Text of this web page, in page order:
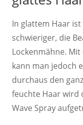
In glattem Haar
schwieriger, die
Lockenmähne. Mit
kann man jedoch
durchaus den
feuchte Haar wird
Wave Spray